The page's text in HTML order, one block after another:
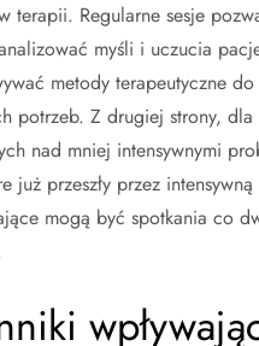
terapii. Regularne sesje
myśli i uczucia
metody terapeutyczne
potrzeb. Z drugiej strony,
nad mniej intensywnymi
już przeszły przez
mogą być spotkania co